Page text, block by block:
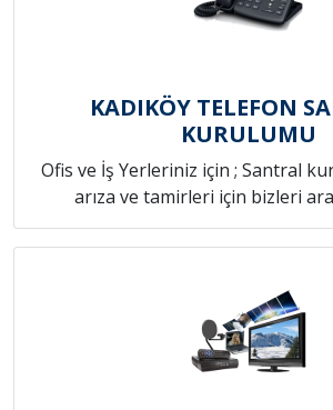
KADIKÖY TELEFON
KURULUMU
Ofis ve İş Yerleriniz için ; Santral
arıza ve tamirleri için bizleri